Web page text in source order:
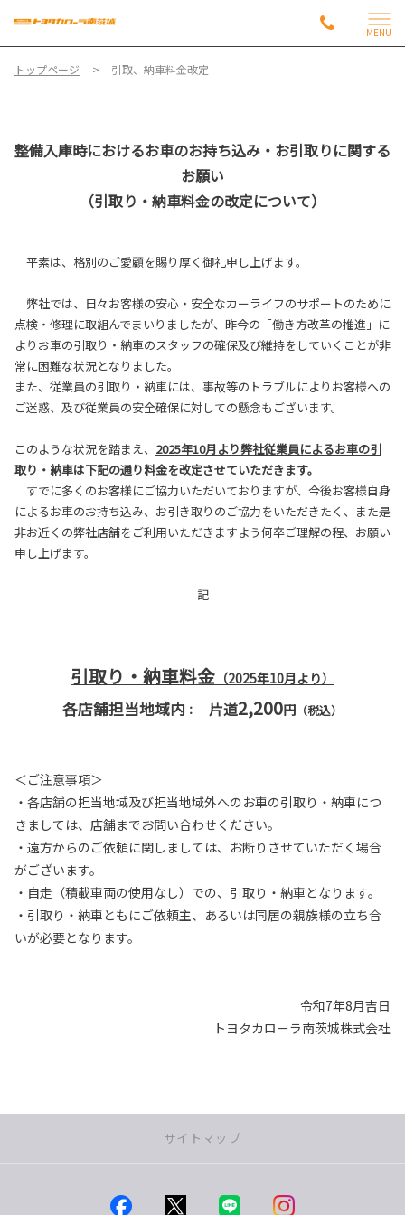
MENU
トップページ 引取、納車料金改定
整備入庫時におけるお車のお持ち込み・お引取りに関する
お願い
（引取り・納車料金の改定について）
平素は、格別のご愛顧を賜り厚く御礼申し上げます。
弊社では、日々お客様の安心・安全なカーライフのサポートのために
点検・修理に取組んでまいりましたが、昨今の「働き方改革の推進」に
よりお車の引取り・納車のスタッフの確保及び維持をしていくことが非
常に困難な状況となりました。
また、従業員の引取り・納車には、事故等のトラブルによりお客様への
ご迷惑、及び従業員の安全確保に対しての懸念もございます。
このような状況を踏まえ、 2025年10月より弊社従業員によるお車の引
取り・納車は下記の通り料金を改定させていただきます。
すでに多くのお客様にご協力いただいておりますが、今後お客様自身
によるお車のお持ち込み、お引き取りのご協力をいただきたく、また是
非お近くの弊社店舗をご利用いただきますよう何卒ご理解の程、お願い
申し上げます。
記
引取り・納車料金 （2025年10月より）
各店舗担当地域内 ： 片道2,200円 （税込）
＜ご注意事項＞
・各店舗の担当地域及び担当地域外へのお車の引取り・納車につ
きましては、店舗までお問い合わせください。
・遠方からのご依頼に関しましては、お断りさせていただく場合
がございます。
・自走（積載車両の使用なし）での、引取り・納車となります。
・引取り・納車ともにご依頼主、あるいは同居の親族様の立ち合
いが必要となります。
令和7年8月吉日
トヨタカローラ南茨城株式会社
サイトマップ